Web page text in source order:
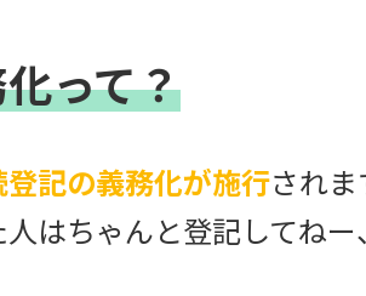
って？
記の義務化が施行され
はちゃんと登記してね